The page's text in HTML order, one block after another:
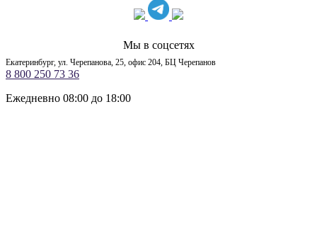
Мы в соцсетях
Екатеринбург, ул. Черепанова, 25, офис 204, БЦ Черепанов
8 800 250 73 36
Ежедневно 08:00 до 18:00